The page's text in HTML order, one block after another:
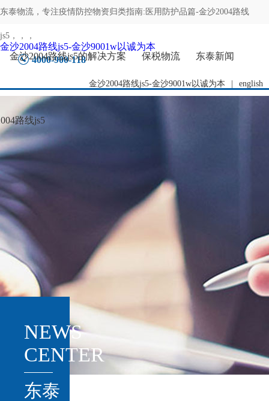
东泰物流，专注疫情防控物资归类指南:医用防护品篇-金沙2004路线
js5 ，，，
4000-900-118
金沙2004路线js5-金沙9001w以诚为本 english
金沙2004路线js5-金沙9001w以诚为本
金沙2004路线js5的解决方案
保税物流 东泰新闻
路线js5
NEWS
CENTER
东泰